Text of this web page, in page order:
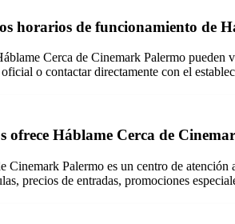
horarios de funcionamiento de
Cerca de Cinemark Palermo pueden
o contactar directamente con el
ofrece Háblame Cerca de
Cinemark Palermo es un centro de
precios de entradas, promociones